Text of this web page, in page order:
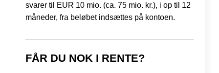
svarer til EUR 10 mio. (ca. 75 mio. kr.), i op til 12
måneder, fra beløbet indsættes på kontoen.
FÅR DU NOK I RENTE?